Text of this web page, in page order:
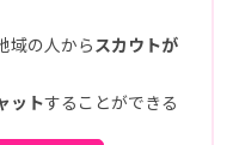
域の人からスカウトが
ットすることができる